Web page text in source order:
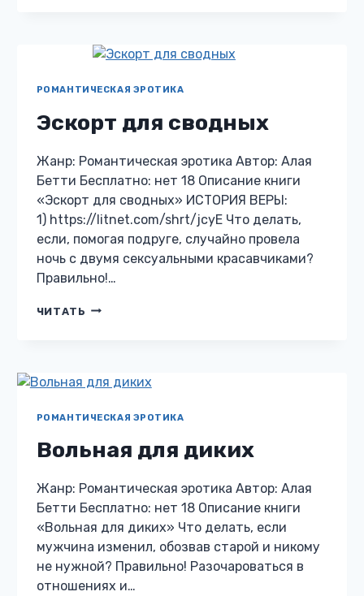
ТРОИХ
РОМАНТИЧЕСКАЯ ЭРОТИКА
Эскорт для сводных
Жанр: Романтическая эротика Автор: Алая
Бетти Бесплатно: нет 18 Описание книги
«Эскорт для сводных» ИСТОРИЯ ВЕРЫ:
1) https://litnet.com/shrt/jcyE Что делать,
если, помогая подруге, случайно провела
ночь с двумя сексуальными красавчиками?
Правильно!…
ЧИТАТЬ ЭСКОРТ
РОМАНТИЧЕСКАЯ ЭРОТИКА
Вольная для диких
Жанр: Романтическая эротика Автор: Алая
Бетти Бесплатно: нет 18 Описание книги
«Вольная для диких» Что делать, если
мужчина изменил, обозвав старой и никому
не нужной? Правильно! Разочароваться в
отношениях и…